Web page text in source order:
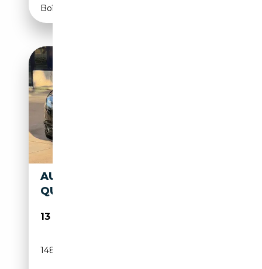
Boîte manuelle
AUDI TT COUPÉ 2.0TDI
QUATTRO
13 990€
148 000 km